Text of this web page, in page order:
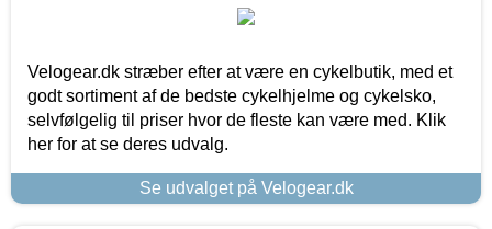
Velogear.dk stræber efter at være en cykelbutik, med et
godt sortiment af de bedste cykelhjelme og cykelsko,
selvfølgelig til priser hvor de fleste kan være med. Klik
her for at se deres udvalg.
Se udvalget på Velogear.dk